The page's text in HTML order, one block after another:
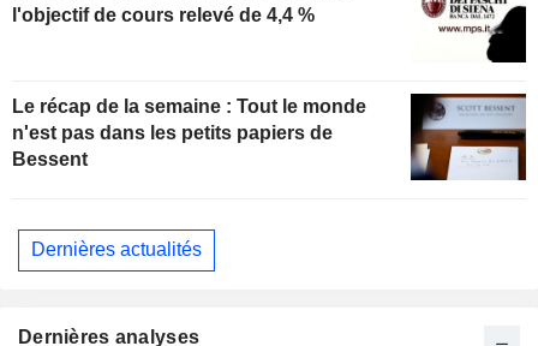
l'objectif de cours relevé de 4,4 %
Le récap de la semaine : Tout le monde
n'est pas dans les petits papiers de
Bessent
Dernières actualités
Dernières analyses